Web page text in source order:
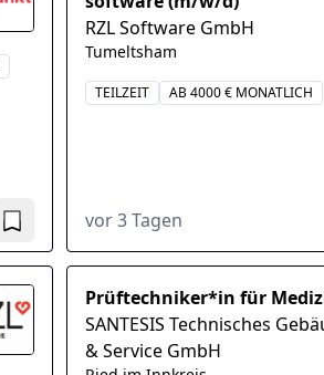
RZL Software GmbH
Tumeltsham
TEILZEIT AB 4000 € MONATLICH
vor 3 Tagen
Prüftechniker*in für
SANTESIS Technisches
& Service GmbH